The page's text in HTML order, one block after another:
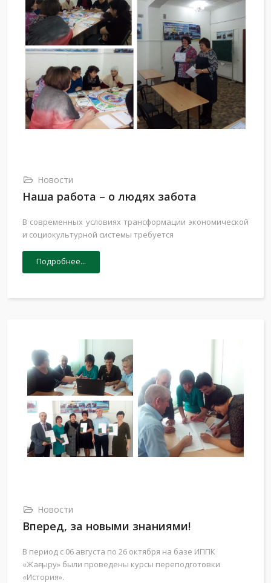
Новости
Наша работа – о людях забота
В современных условиях трансформации экономической
и социокультурной системы требуется
Подробнее...
Новости
Вперед, за новыми знаниями!
В период с 06 августа по 26 октября на базе ИППК
«Жаңғыру» были проведены курсы переподготовки
«История».